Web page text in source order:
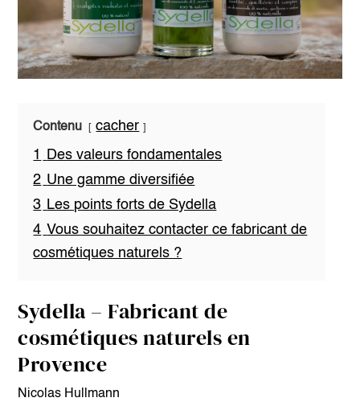
Contenu
cacher
1
Des valeurs fondamentales
2 Une gamme diversifiée
3 Les points forts de Sydella
4 Vous souhaitez contacter ce fabricant de
cosmétiques naturels ?
Sydella – Fabricant de
cosmétiques naturels en
Provence
Nicolas Hullmann